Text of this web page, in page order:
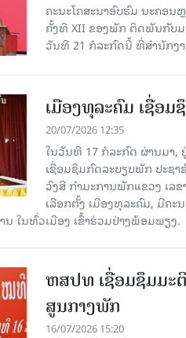
ຄະນະໂຄສະນາອົບຮົມ ນະຄອນ
ຄັ້ງທີ XII ຂອງພັກ ຕິດພັນກັບມ
ວັນທີ 21 ກໍລະກົດນີ້ ທີ່ສໍານັກງ
ເມືອງທຸລະຄົມ ເຊື່ອ
20/07/2026 12:35
ໃນວັນທີ 17 ກໍລະກົດ ຜ່ານມາ,
ເຊື່ອມຊຶມກົດລະບຽບພັກ ປະຊາ
ວົງສີ ກຳມະການພັກແຂວງ ເລ
ເລືອກຕັ້ງ ເມືອງທຸລະຄົມ, ມີຄະ
ໃນທົ່ວເມືອງ ເຂົ້າຮ່ວມຢ່າງພ້ອມພຽງ.
ຫສປທ ເຊື່ອມຊຶມມະ
ສູນກາງພັກ
16/07/2026 15:20